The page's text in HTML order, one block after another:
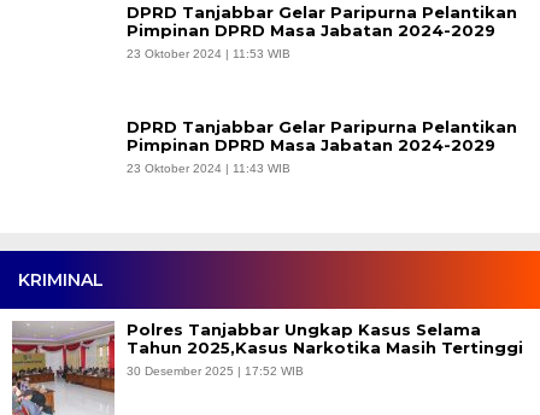
DPRD Tanjabbar Gelar Paripurna Pelantikan
Pimpinan DPRD Masa Jabatan 2024-2029
23 Oktober 2024 | 11:53 WIB
DPRD Tanjabbar Gelar Paripurna Pelantikan
Pimpinan DPRD Masa Jabatan 2024-2029
23 Oktober 2024 | 11:43 WIB
KRIMINAL
Polres Tanjabbar Ungkap Kasus Selama
Tahun 2025,Kasus Narkotika Masih Tertinggi
30 Desember 2025 | 17:52 WIB